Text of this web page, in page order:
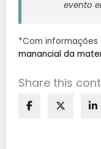
evento
*Com informações
manancial da
Share this